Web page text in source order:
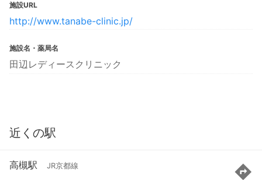
施設URL
http://www.tanabe-clinic.jp/
施設名・薬局名
田辺レディースクリニック
近くの駅
高槻駅 JR京都線